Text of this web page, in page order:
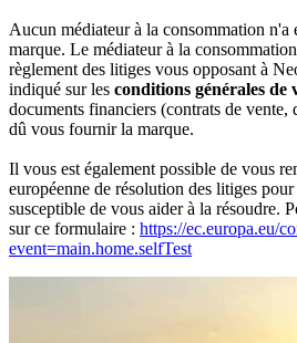
Aucun médiateur à la consommation n'a
marque. Le médiateur à la
règlement des litiges vous opposant à
indiqué sur les conditions générales de
documents financiers (contrats de vente,
dû vous fournir la marque.
Il vous est également possible de vous
européenne de résolution des litiges
susceptible de vous aider à la résoudre.
sur ce formulaire : https://ec.europa.eu/
event=main.home.selfTest